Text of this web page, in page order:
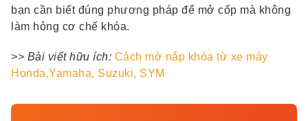
bạn cần biết đúng phương pháp để mở cốp mà không
làm hỏng cơ chế khóa.
>> Bài viết hữu ích: Cách mở nắp khóa từ xe máy
Honda,Yamaha, Suzuki, SYM